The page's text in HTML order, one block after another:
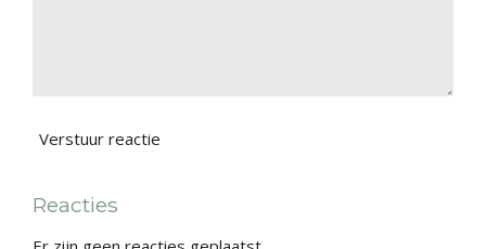
Verstuur reactie
Reacties